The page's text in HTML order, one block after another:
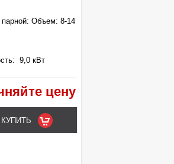
Объем: 8-14
9,0 кВт
220/380 Вцену